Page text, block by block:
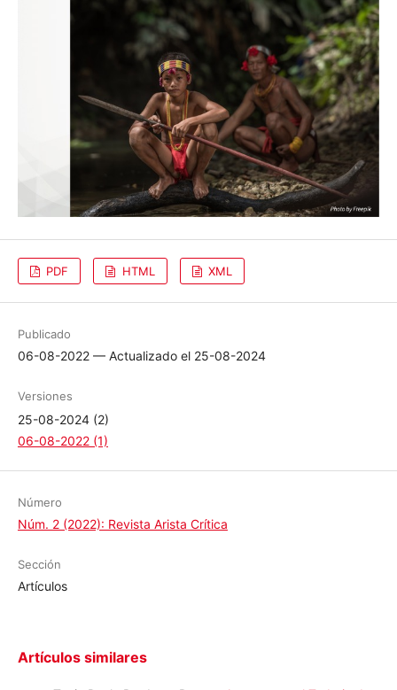
Publicado
Versiones
25-08-2024 (2)
Número
Sección